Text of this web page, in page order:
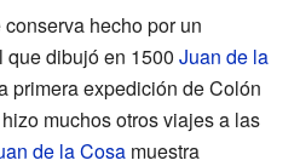
hecho por un
que dibujó en 1500 Juan de la
primera expedición de Colón
muchos otros viajes a las
de la Cosa muestra